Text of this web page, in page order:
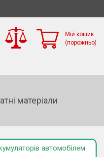
Мій кошик
(порожньо)
матеріали
автомобілем